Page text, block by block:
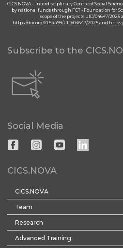
CICS.NOVA – Interdisciplinary Centre of Social
by national funds through FCT - Foundation for
scope of the projects UID/04647/2025
https://doi.org/10.54499/UID/04647/2025and
Subscribe to the
Social Media
CICS.NOVA
CICS.NOVA
Team
Research
Advanced Training